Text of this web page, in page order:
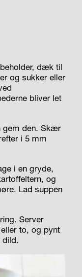
dæk til
og sukker eller
bliver let
gem den. Skær
i 5 mm
i en gryde,
og
Lad suppen
Server
to, og pynt
dild.